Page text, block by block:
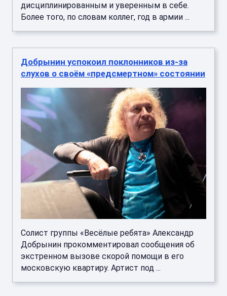
дисциплинированным и уверенным в себе.
Более того, по словам коллег, год в армии ...
Добрынин успокоил поклонников из-за
слухов о своём «‎предсмертном» состоянии
Солист группы «Весёлые ребята» Александр
Добрынин прокомментировал сообщения об
экстренном вызове скорой помощи в его
московскую квартиру. Артист под ...